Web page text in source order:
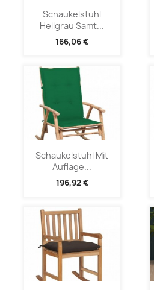
Schaukelstuhl
Hellgrau Samt...
166,06 €
Schaukelstuhl Mit
Auflage...
196,92 €